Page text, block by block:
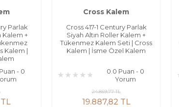
Parlak
Kalem +
Kalem |
- 0
Cross Kalem
Cross 417-1 Century Parlak
Siyah Altın Roller Kalem +
Tükenmez Kalem Seti | Cross
Kalem | İsme Özel Kalem
0.0 Puan - 0
Yorum
19.887,82 TL
24.859,77 TL